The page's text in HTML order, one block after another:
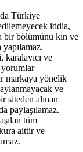
Türkiye
iddia,
bir bölümünü kin ve
karalayıcı ve
markaya yönelik
ve
siteden alınan
paylaşılamaz.
tüm
aittir ve